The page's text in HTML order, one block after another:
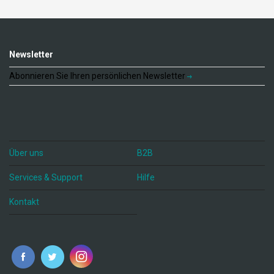
Newsletter
Abonnieren Sie Ihren persönlichen Newsletter
Über uns B2B
Services & Support Hilfe
Kontakt